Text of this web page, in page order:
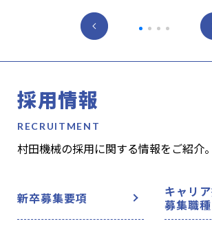
採用情報
村田機械の採用に関する情報をご紹介。
新卒募集要項
キャリ
募集職種